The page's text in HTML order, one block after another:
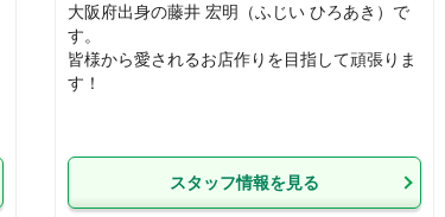
大阪府出身の藤井 宏明（ふじい ひろあき）で
す。
皆様から愛されるお店作りを目指して頑張りま
す！
スタッフ情報を見る